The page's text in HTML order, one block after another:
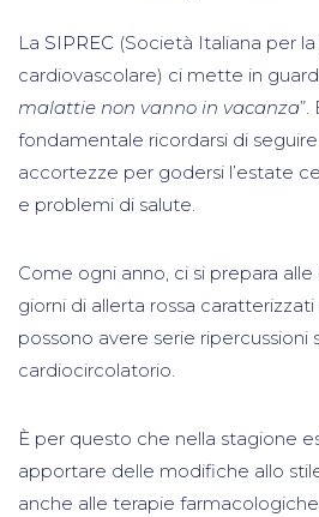
La SIPREC (Società Italiana per
cardiovascolare) ci mette in
malattie non vanno in vacanza”.
fondamentale ricordarsi di
accortezze per godersi l’estate
e problemi di salute.
Come ogni anno, ci si prepara
giorni di allerta rossa
possono avere serie ripercussioni
cardiocircolatorio.
È per questo che nella stagione
apportare delle modifiche allo
anche alle terapie